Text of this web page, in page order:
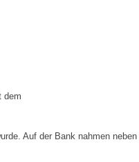
dem
Auf der Bank nahmen